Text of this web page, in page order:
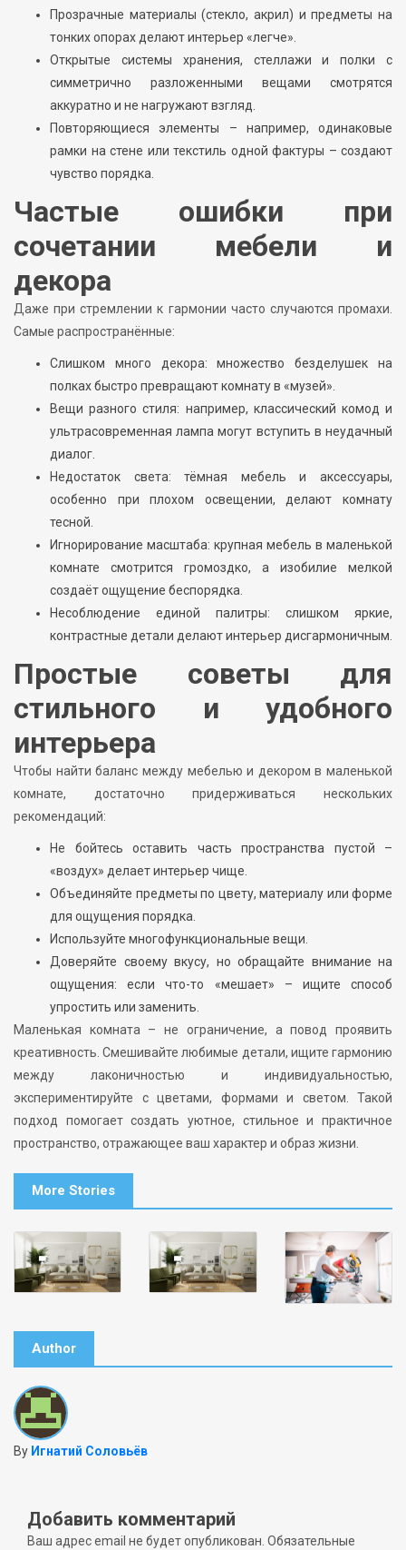
Прозрачные материалы (стекло, акрил) и предметы на
тонких опорах делают интерьер «легче».
Открытые системы хранения, стеллажи и полки с
симметрично разложенными вещами смотрятся
аккуратно и не нагружают взгляд.
Повторяющиеся элементы – например, одинаковые
рамки на стене или текстиль одной фактуры – создают
чувство порядка.
Частые ошибки при
сочетании мебели и
декора
Даже при стремлении к гармонии часто случаются промахи.
Самые распространённые:
Слишком много декора: множество безделушек на
полках быстро превращают комнату в «музей».
Вещи разного стиля: например, классический комод и
ультрасовременная лампа могут вступить в неудачный
диалог.
Недостаток света: тёмная мебель и аксессуары,
особенно при плохом освещении, делают комнату
тесной.
Игнорирование масштаба: крупная мебель в маленькой
комнате смотрится громоздко, а изобилие мелкой
создаёт ощущение беспорядка.
Несоблюдение единой палитры: слишком яркие,
контрастные детали делают интерьер дисгармоничным.
Простые советы для
стильного и удобного
интерьера
Чтобы найти баланс между мебелью и декором в маленькой
комнате, достаточно придерживаться нескольких
рекомендаций:
Не бойтесь оставить часть пространства пустой –
«воздух» делает интерьер чище.
Объединяйте предметы по цвету, материалу или форме
для ощущения порядка.
Используйте многофункциональные вещи.
Доверяйте своему вкусу, но обращайте внимание на
ощущения: если что-то «мешает» – ищите способ
упростить или заменить.
Маленькая комната – не ограничение, а повод проявить
креативность. Смешивайте любимые детали, ищите гармонию
между лаконичностью и индивидуальностью,
экспериментируйте с цветами, формами и светом. Такой
подход помогает создать уютное, стильное и практичное
пространство, отражающее ваш характер и образ жизни.
More Stories
Author
By Игнатий Соловьёв
Добавить комментарий
Ваш адрес email не будет опубликован. Обязательные